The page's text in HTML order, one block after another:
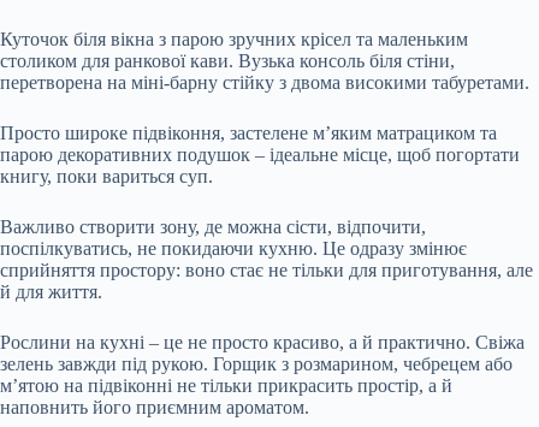
Куточок біля вікна з парою зручних крісел та маленьким
столиком для ранкової кави. Вузька консоль біля стіни,
перетворена на міні-барну стійку з двома високими табуретами.
Просто широке підвіконня, застелене м’яким матрациком та
парою декоративних подушок – ідеальне місце, щоб погортати
книгу, поки вариться суп.
Важливо створити зону, де можна сісти, відпочити,
поспілкуватись, не покидаючи кухню. Це одразу змінює
сприйняття простору: воно стає не тільки для приготування, але
й для життя.
Рослини на кухні – це не просто красиво, а й практично. Свіжа
зелень завжди під рукою. Горщик з розмарином, чебрецем або
м’ятою на підвіконні не тільки прикрасить простір, а й
наповнить його приємним ароматом.